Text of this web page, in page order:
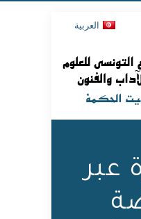
العربية
عبر